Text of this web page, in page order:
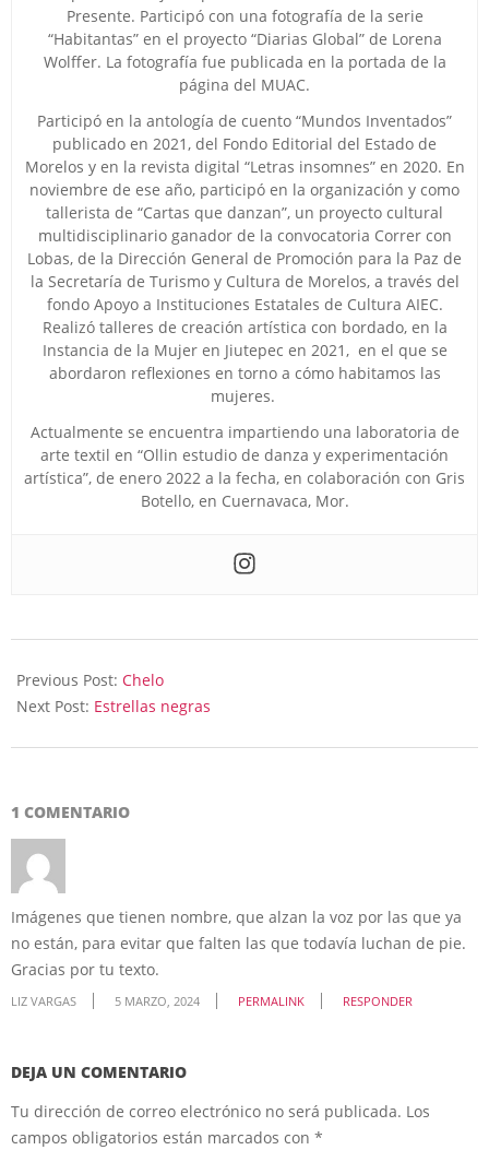
Presente. Participó con una fotografía de la serie
“Habitantas” en el proyecto “Diarias Global” de Lorena
Wolffer. La fotografía fue publicada en la portada de la
página del MUAC.
Participó en la antología de cuento “Mundos Inventados”
publicado en 2021, del Fondo Editorial del Estado de
Morelos y en la revista digital “Letras insomnes” en 2020. En
noviembre de ese año, participó en la organización y como
tallerista de “Cartas que danzan”, un proyecto cultural
multidisciplinario ganador de la convocatoria Correr con
Lobas, de la Dirección General de Promoción para la Paz de
la Secretaría de Turismo y Cultura de Morelos, a través del
fondo Apoyo a Instituciones Estatales de Cultura AIEC.
Realizó talleres de creación artística con bordado, en la
Instancia de la Mujer en Jiutepec en 2021, en el que se
abordaron reflexiones en torno a cómo habitamos las
mujeres.
Actualmente se encuentra impartiendo una laboratoria de
arte textil en “Ollin estudio de danza y experimentación
artística”, de enero 2022 a la fecha, en colaboración con Gris
Botello, en Cuernavaca, Mor.
03-
05
Previous Post: Chelo
Next Post: Estrellas negras
1 COMENTARIO
Imágenes que tienen nombre, que alzan la voz por las que ya
no están, para evitar que falten las que todavía luchan de pie.
Gracias por tu texto.
LIZ VARGAS 5 MARZO, 2024 PERMALINK RESPONDER
DEJA UN COMENTARIO
Tu dirección de correo electrónico no será publicada. Los
campos obligatorios están marcados con *